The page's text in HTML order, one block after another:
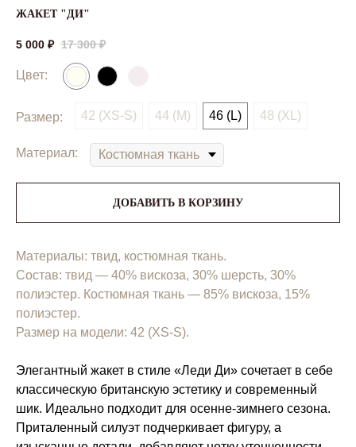
ЖАКЕТ "ДИ"
5 000 ₽ 17 300 ₽
Цвет:
Размер: 42 (XS-S) 44 (M) 46 (L) 48 (XL)
Материал:
ДОБАВИТЬ В КОРЗИНУ
Материалы: твид, костюмная ткань.
Состав: твид — 40% вискоза, 30% шерсть, 30%
полиэстер. Костюмная ткань — 85% вискоза, 15%
полиэстер.
Размер на модели: 42 (XS-S).
Элегантный жакет в стиле «Леди Ди» сочетает в себе
классическую британскую эстетику и современный
шик. Идеально подходит для осенне-зимнего сезона.
Приталенный силуэт подчеркивает фигуру, а